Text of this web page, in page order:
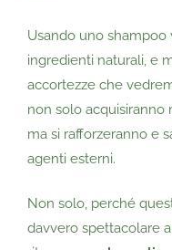
Usando uno
ingredienti naturali, e
accortezze che
non solo acquisiranno
ma si rafforzeranno e
agenti esterni.
Non solo, perché
davvero spettacolare